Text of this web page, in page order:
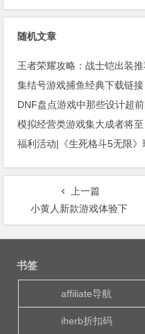
随机文章
王者荣耀攻略：战士铠出装
集结号游戏捕鱼经典下载链接
DNF盘点游戏中那些设计超前
模拟经营类游戏集大成者将
福利活动|《生死格斗5无限
上一篇
小黄人新款游戏体验下
文
书签
affiliate导航
iherb折扣码